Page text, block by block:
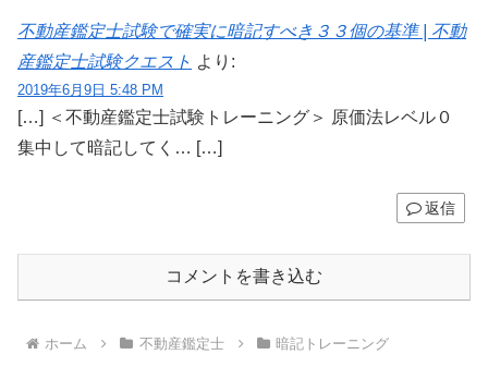
不動産鑑定士試験で確実に暗記すべき３３個の基準 | 不動
産鑑定士試験クエスト より:
2019年6月9日 5:48 PM
[…] ＜不動産鑑定士試験トレーニング＞ 原価法レベル０
集中して暗記してく… […]
返信
コメントを書き込む
ホーム 不動産鑑定士 暗記トレーニング